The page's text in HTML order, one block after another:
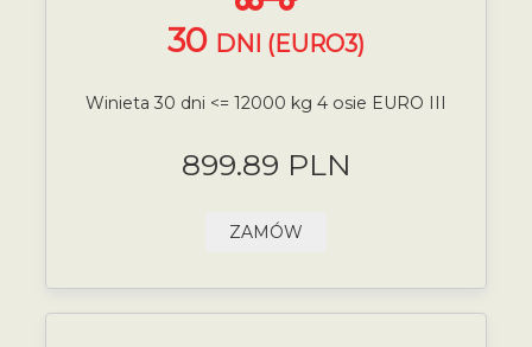
30 DNI (EURO3)
Winieta 30 dni <= 12000 kg 4 osie EURO III
899.89 PLN
ZAMÓW